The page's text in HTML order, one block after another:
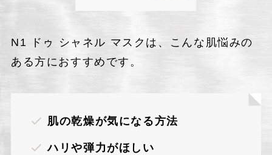
N1 ドゥ シャネル マスクは、こんな肌悩みの
ある方におすすめです。
肌の乾燥が気になる方法
ハリや弾力がほしい